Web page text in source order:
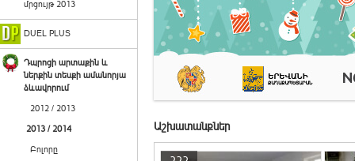
մրցույթ 2013
DUEL PLUS
Դպրոցի արտաքին և
ներքին տեսքի ամանորյա
ձևավորում
2012 / 2013
2013 / 2014
Բոլորը
Աշխատանքներ